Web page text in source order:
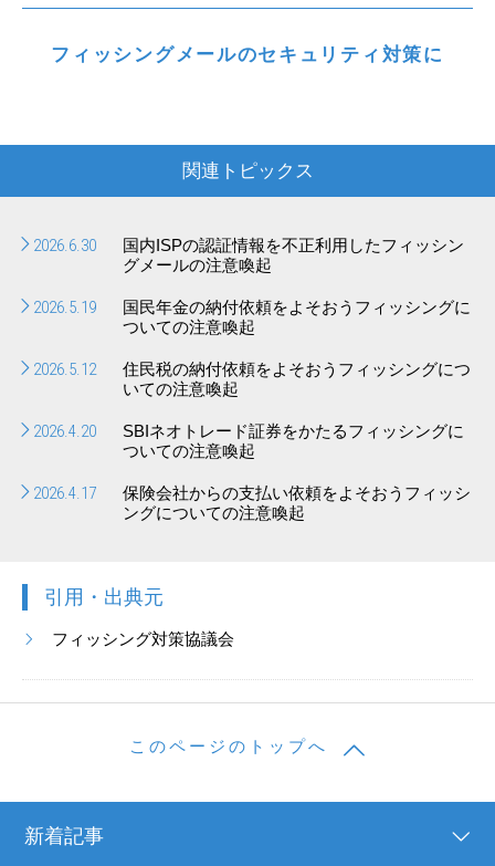
フィッシングメールのセキュリティ対策に
関連トピックス
2026.6.30
国内ISPの認証情報を不正利用したフィッシン
グメールの注意喚起
2026.5.19
国民年金の納付依頼をよそおうフィッシングに
ついての注意喚起
2026.5.12
住民税の納付依頼をよそおうフィッシングにつ
いての注意喚起
2026.4.20
SBIネオトレード証券をかたるフィッシングに
ついての注意喚起
2026.4.17
保険会社からの支払い依頼をよそおうフィッシ
ングについての注意喚起
引用・出典元
フィッシング対策協議会
このページのトップへ
新着記事